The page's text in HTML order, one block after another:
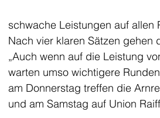
schwache Leistungen auf allen
Nach vier klaren Sätzen gehen
„Auch wenn auf die Leistung
warten umso wichtigere
am Donnerstag treffen die
und am Samstag auf Union